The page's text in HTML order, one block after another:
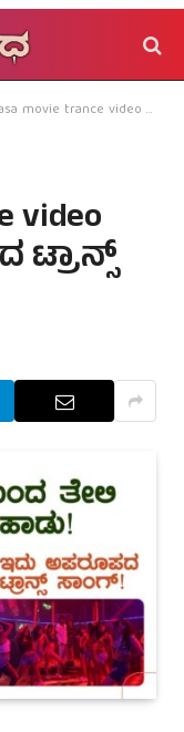
trance video song: ಇದು ಅಪರೂಪದ ಟ್ರಾನ್ಸ್ ಸಾಂಗ್!
video
ಟ್ರಾನ್ಸ್